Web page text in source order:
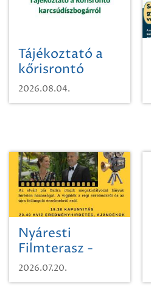
Tájékoztató a
kőrisrontó
karcsúdíszbogárról
2026.08.04.
Nyáresti
Filmterasz -
Beugró a
Paradicsomba
2026.07.20.